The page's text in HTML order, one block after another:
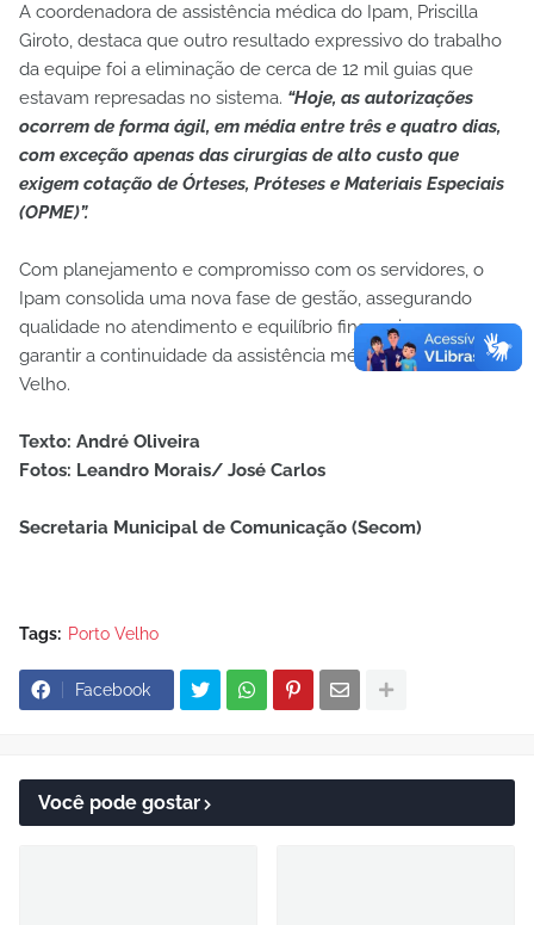
A coordenadora de assistência médica do Ipam, Priscilla
Giroto, destaca que outro resultado expressivo do trabalho
da equipe foi a eliminação de cerca de 12 mil guias que
estavam represadas no sistema. “Hoje, as autorizações
ocorrem de forma ágil, em média entre três e quatro dias,
com exceção apenas das cirurgias de alto custo que
exigem cotação de Órteses, Próteses e Materiais Especiais
(OPME)”.
Com planejamento e compromisso com os servidores, o
Ipam consolida uma nova fase de gestão, assegurando
qualidade no atendimento e equilíbrio financeiro para
garantir a continuidade da assistência médica em Porto
Velho.
Texto: André Oliveira
Fotos: Leandro Morais/ José Carlos
Secretaria Municipal de Comunicação (Secom)
Tags: Porto Velho
Facebook
Você pode gostar